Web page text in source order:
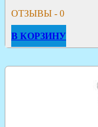
ОТЗЫВЫ - 0
В КОРЗИНУ